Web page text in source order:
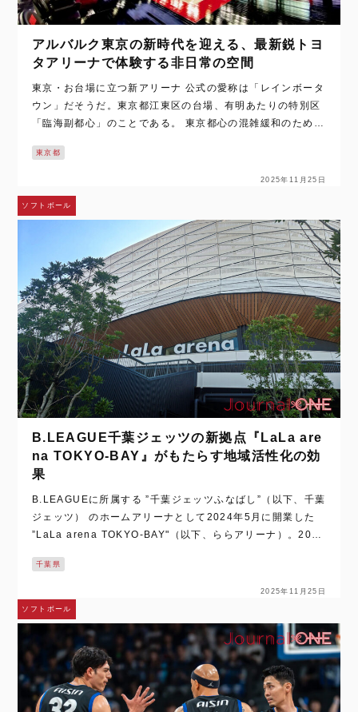
アルバルク東京の新時代を迎える、最新鋭トヨ
タアリーナで体験する非日常の空間
東京・お台場に立つ新アリーナ 公式の愛称は「レインボータ
ウン」だそうだ。東京都江東区の台場、有明あたりの特別区
「臨海副都心」のことである。 東京都心の混雑緩和のために
初の開発計画における名称は「東京…
東京都
2025年11月25日
ソフトボール
B.LEAGUE千葉ジェッツの新拠点『LaLa are
na TOKYO-BAY』がもたらす地域活性化の効
果
B.LEAGUEに所属する ”千葉ジェッツふなばし”（以下、千葉
ジェッツ） のホームアリーナとして2024年5月に開業した
”LaLa arena TOKYO-BAY"（以下、ららアリーナ）。2024
千葉県
2025年11月25日
ソフトボール